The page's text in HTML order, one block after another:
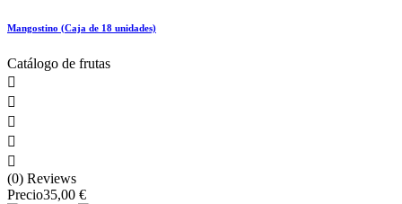
Mangostino (Caja de 18 unidades)
Catálogo de frutas





(0) Reviews
Precio35,00 €